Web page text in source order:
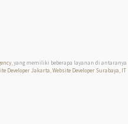
, yang memiliki beberapa layanan di antaranya
Developer Jakarta Website Developer Surabaya IT